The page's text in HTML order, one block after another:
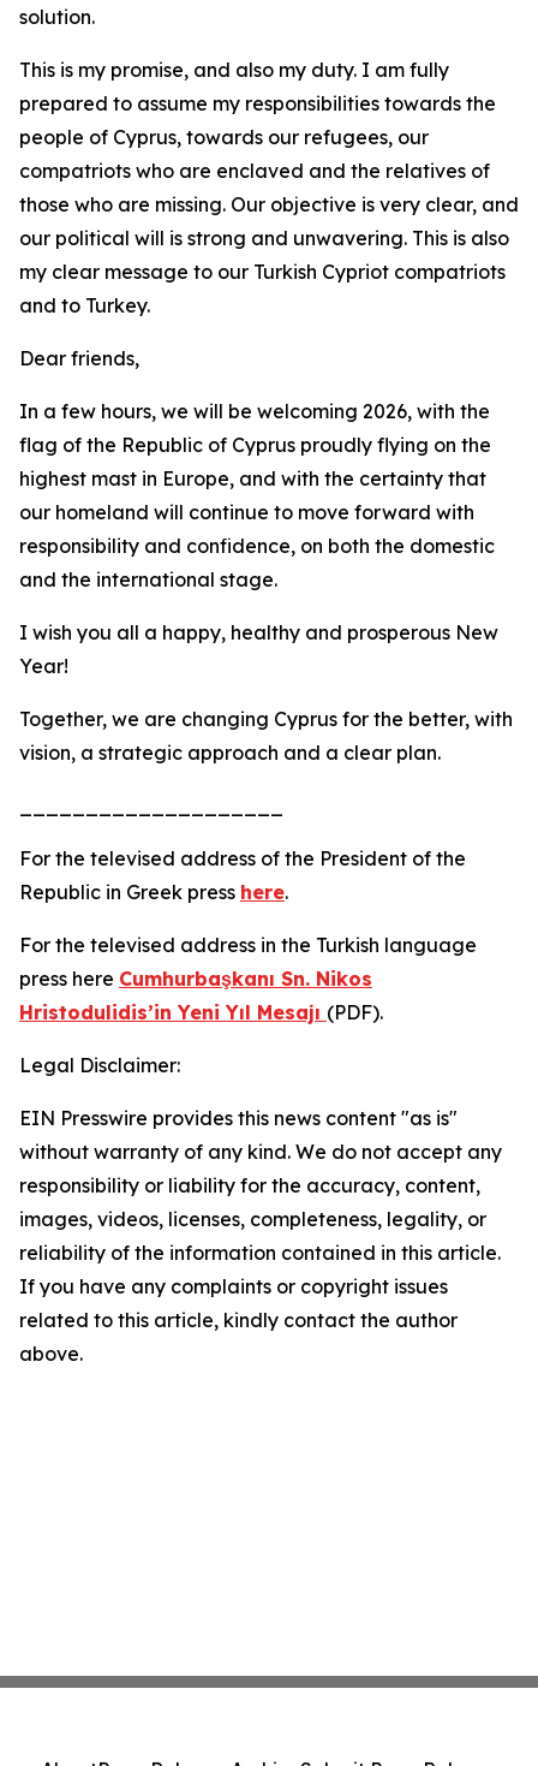
solution.
This is my promise, and also my duty. I am fully
prepared to assume my responsibilities towards the
people of Cyprus, towards our refugees, our
compatriots who are enclaved and the relatives of
those who are missing. Our objective is very clear, and
our political will is strong and unwavering. This is also
my clear message to our Turkish Cypriot compatriots
and to Turkey.
Dear friends,
In a few hours, we will be welcoming 2026, with the
flag of the Republic of Cyprus proudly flying on the
highest mast in Europe, and with the certainty that
our homeland will continue to move forward with
responsibility and confidence, on both the domestic
and the international stage.
I wish you all a happy, healthy and prosperous New
Year!
Together, we are changing Cyprus for the better, with
vision, a strategic approach and a clear plan.
For the televised address of the President of the
Republic in Greek press here.
For the televised address in the Turkish language
press here Cumhurbaşkanı Sn. Nikos
Hristodulidis’in Yeni Yıl Mesajı (PDF).
Legal Disclaimer:
EIN Presswire provides this news content "as is"
without warranty of any kind. We do not accept any
responsibility or liability for the accuracy, content,
images, videos, licenses, completeness, legality, or
reliability of the information contained in this article.
If you have any complaints or copyright issues
related to this article, kindly contact the author
above.